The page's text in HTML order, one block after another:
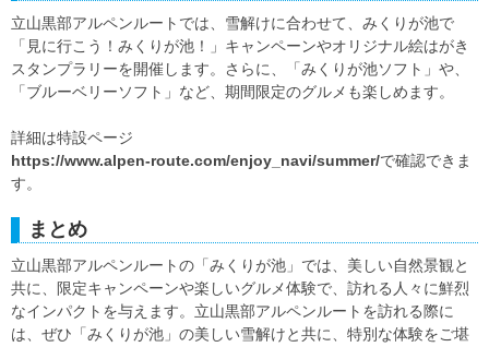
立山黒部アルペンルートでは、雪解けに合わせて、みくりが池で
「見に行こう！みくりが池！」キャンペーンやオリジナル絵はがき
スタンプラリーを開催します。さらに、「みくりが池ソフト」や、
「ブルーベリーソフト」など、期間限定のグルメも楽しめます。
詳細は特設ページ
https://www.alpen-route.com/enjoy_navi/summer/で確認できま
す。
まとめ
立山黒部アルペンルートの「みくりが池」では、美しい自然景観と
共に、限定キャンペーンや楽しいグルメ体験で、訪れる人々に鮮烈
なインパクトを与えます。立山黒部アルペンルートを訪れる際に
は、ぜひ「みくりが池」の美しい雪解けと共に、特別な体験をご堪